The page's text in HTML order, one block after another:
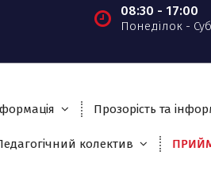
08:30 - 17:00
Понеділок -
Прозорість та
колектив